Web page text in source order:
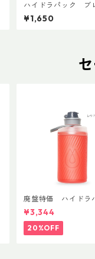
ハイドラパック ブ
ウェイマック 440ml
り)
¥1,650
廃盤特価 ハイドラ
ク フラックス
¥3,344
20%OFF